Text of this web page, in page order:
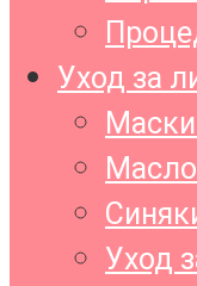
Уход за
Уход